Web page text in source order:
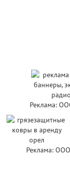
Реклама:
Реклама: